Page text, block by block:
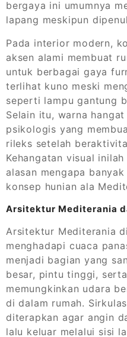
bergaya ini umumnya
lapang meskipun
Pada interior modern,
aksen alami membuat
untuk berbagai gaya
terlihat kuno meski
seperti lampu gantung
Selain itu, warna
psikologis yang
rileks setelah
Kehangatan visual
alasan mengapa
konsep hunian ala
Arsitektur Mediterania
Arsitektur Mediterania
menghadapi cuaca
menjadi bagian yang
besar, pintu tinggi,
memungkinkan udara
di dalam rumah.
diterapkan agar angin
lalu keluar melalui sisi